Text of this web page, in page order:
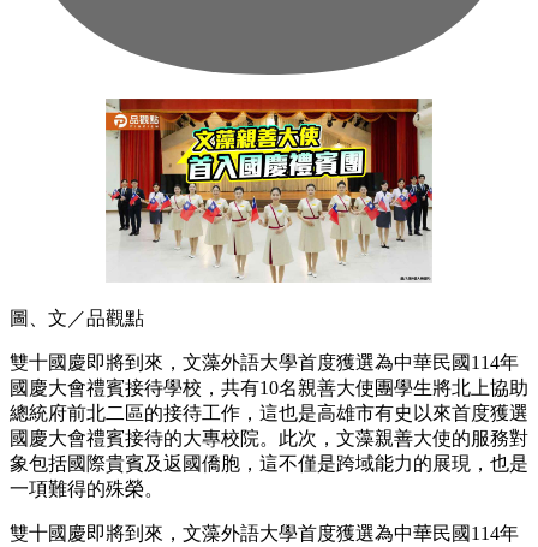
圖、文／品觀點
雙十國慶即將到來，文藻外語大學首度獲選為中華民國114年
國慶大會禮賓接待學校，共有10名親善大使團學生將北上協助
總統府前北二區的接待工作，這也是高雄市有史以來首度獲選
國慶大會禮賓接待的大專校院。此次，文藻親善大使的服務對
象包括國際貴賓及返國僑胞，這不僅是跨域能力的展現，也是
一項難得的殊榮。
雙十國慶即將到來，文藻外語大學首度獲選為中華民國114年